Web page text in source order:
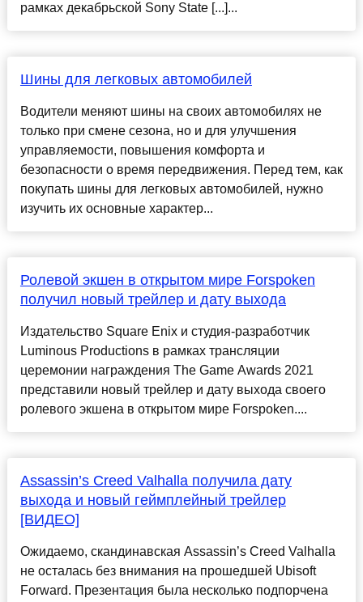
рамках декабрьской Sony State [...]...
Шины для легковых автомобилей
Водители меняют шины на своих автомобилях не
только при смене сезона, но и для улучшения
управляемости, повышения комфорта и
безопасности о время передвижения. Перед тем, как
покупать шины для легковых автомобилей, нужно
изучить их основные характер...
Ролевой экшен в открытом мире Forspoken
получил новый трейлер и дату выхода
Издательство Square Enix и студия-разработчик
Luminous Productions в рамках трансляции
церемонии награждения The Game Awards 2021
представили новый трейлер и дату выхода своего
ролевого экшена в открытом мире Forspoken....
Assassin’s Creed Valhalla получила дату
выхода и новый геймплейный трейлер
[ВИДЕО]
Ожидаемо, скандинавская Assassin’s Creed Valhalla
не осталась без внимания на прошедшей Ubisoft
Forward. Презентация была несколько подпорчена